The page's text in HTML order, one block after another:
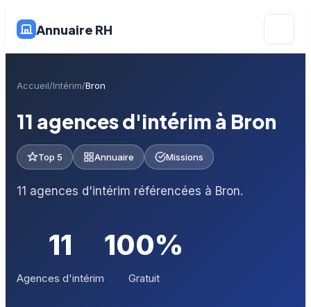
Annuaire RH
Accueil Intérim Bron
11 agences d'intérim à Bron
Top 5 Annuaire Missions
11 agences d'intérim référencées à Bron.
11
Agences d'intérim
100%
Gratuit